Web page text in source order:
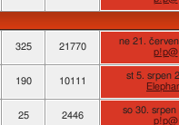
325 21770
ne 21.
p!p@
190 10111
st 5. srpen
25 2446
so 30. srpen
p!p@